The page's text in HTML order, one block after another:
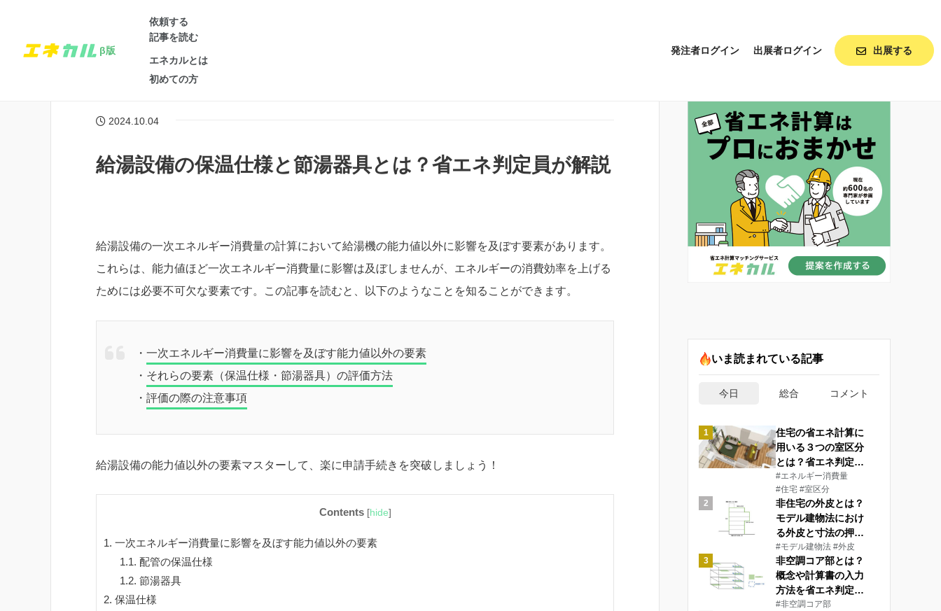
β版
依頼する
記事を読む
エネカルとは
初めての方
発注者ログイン 出展者ログイン 出展する
一級建築士の記事
2024.10.04
給湯設備の保温仕様と節湯器具とは？省エネ判定員が解説
給湯設備の一次エネルギー消費量の計算において給湯機の能力値以外に影響を及ぼす要素があります。
これらは、能力値ほど一次エネルギー消費量に影響は及ぼしませんが、エネルギーの消費効率を上げる
ためには必要不可欠な要素です。この記事を読むと、以下のようなことを知ることができます。
・ 一次エネルギー消費量に影響を及ぼす能力値以外の要素
・ それらの要素（保温仕様・節湯器具）の評価方法
・ 評価の際の注意事項
給湯設備の能力値以外の要素マスターして、楽に申請手続きを突破しましょう！
Contents [hide]
1. 一次エネルギー消費量に影響を及ぼす能力値以外の要素
1.1. 配管の保温仕様
1.2. 節湯器具
2. 保温仕様
いま読まれている記事
今日 総合 コメント
1
住宅の省エネ計算に
用いる３つの室区分
とは？省エネ判定員
が解説
#エネルギー消費量
#住宅 #室区分
2
非住宅の外皮とは？
モデル建物法におけ
る外皮と寸法の押さ
え方を省エネ判定員
が解説
#モデル建物法 #外皮
3
非空調コア部とは？
概念や計算書の入力
方法を省エネ判定員
が解説
#非空調コア部